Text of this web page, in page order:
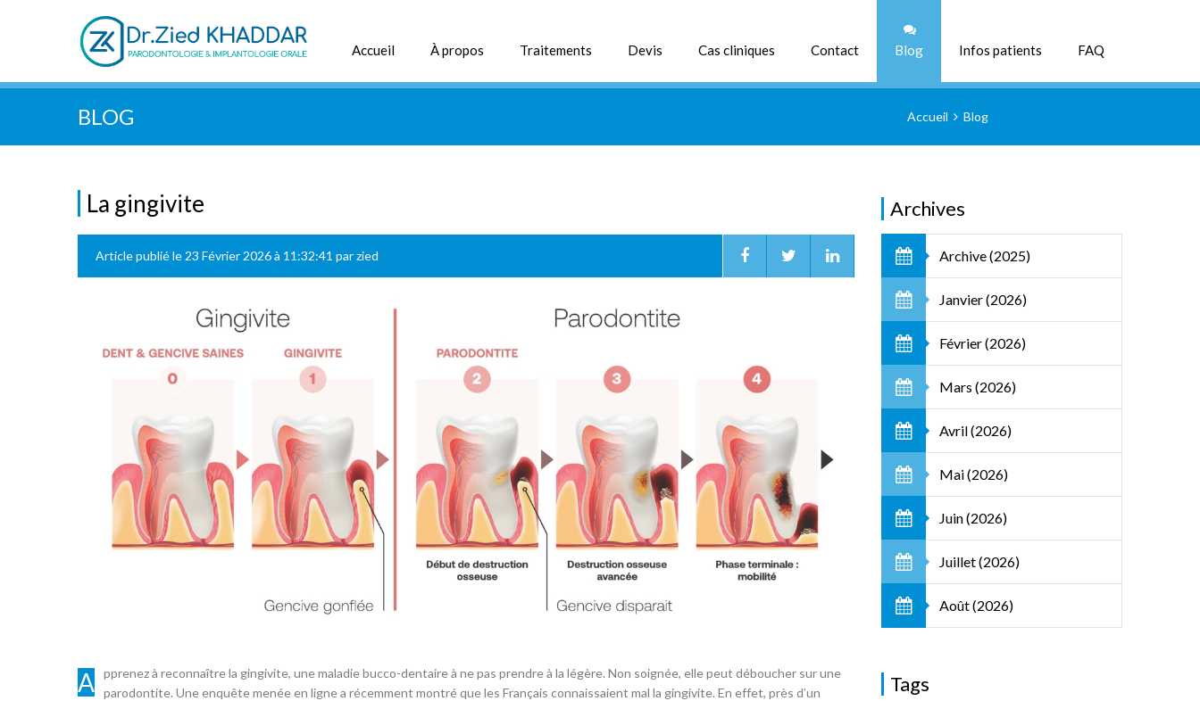
Accueil À propos Traitements Devis Cas cliniques Contact Blog Infos patients FAQ
Chercher dans tous le site : CHERCHER
BLOG Accueil Blog
La gingivite
Article publié le 23 Février 2026 à 11:32:41 par zied
Apprenez à reconnaître la gingivite, une maladie bucco-dentaire à ne pas prendre à la légère. Non soignée, elle peut déboucher sur une parodontite. Une enquête menée en ligne a récemment montré que les Français connaissaient mal la gingivite. En effet, près d’un
Archives
Archive (2025)
Janvier (2026)
Février (2026)
Mars (2026)
Avril (2026)
Mai (2026)
Juin (2026)
Juillet (2026)
Août (2026)
Tags